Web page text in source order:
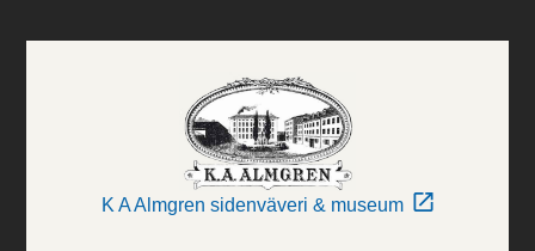
K A Almgren sidenväveri & museum